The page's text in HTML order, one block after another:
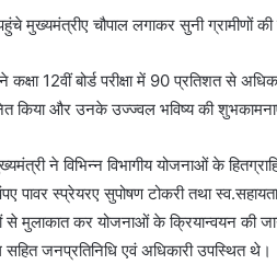
कक्षा 12वीं बोर्ड परीक्षा में 90 प्रतिशत से
किया और उनके उज्ज्वल भविष्य की
ने विभिन्न विभागीय योजनाओं के
पावर स्प्रेयरए सुपोषण टोकरी तथा
से मुलाकात कर योजनाओं के क्रियान्वयन की
जनप्रतिनिधि एवं अधिकारी उपस्थित थे।